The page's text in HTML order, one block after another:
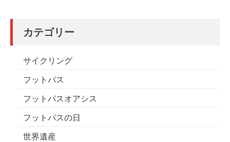
カテゴリー
サイクリング
フットパス
フットパスオアシス
フットパスの日
世界遺産